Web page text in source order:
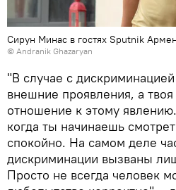
Сирун Минас в гостях Sputnik
© Andranik Ghazaryan
"В случае с
внешние проявления, а
отношение к этому
когда ты начинаешь
спокойно. На самом деле
дискриминации вызваны
Просто не всегда человек